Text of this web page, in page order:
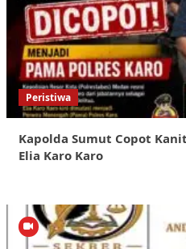
Peristiwa
Kapolda Sumut Copot
Elia Karo Karo